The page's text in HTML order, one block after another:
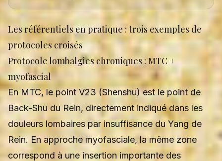
Les référentiels en pratique : trois exemples de
protocoles croisés
Protocole lombalgies chroniques : MTC +
myofascial
En MTC, le point V23 (Shenshu) est le point de
Back-Shu du Rein, directement indiqué dans les
douleurs lombaires par insuffisance du Yang de
Rein. En approche myofasciale, la même zone
correspond à une insertion importante des